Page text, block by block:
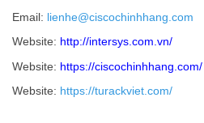
Email: lienhe@ciscochinhhang.com
Website: http://intersys.com.vn/
Website: https://ciscochinhhang.com/
Website: https://turackviet.com/